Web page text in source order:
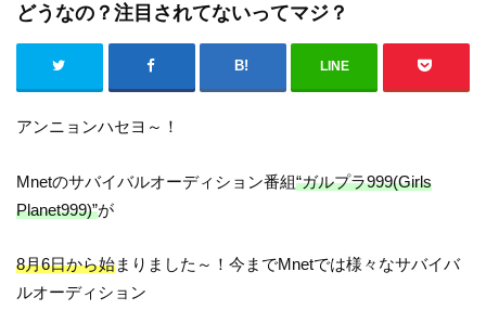
どうなの？注目されてないってマジ？
LINE
アンニョンハセヨ～！
Mnetのサバイバルオーディション番組“ガルプラ999(Girls
Planet999)”が
8月6日から始まりました～！今までMnetでは様々なサバイバ
ルオーディション